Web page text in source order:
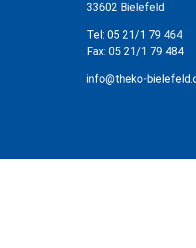
33602 Bielefeld
Tel: 05 21/1 79 464
Fax: 05 21/1 79 484
info@theko-